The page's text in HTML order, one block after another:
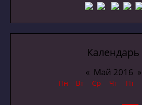
Календарь
« Май 2016 »
Пн Вт Ср Чт Пт